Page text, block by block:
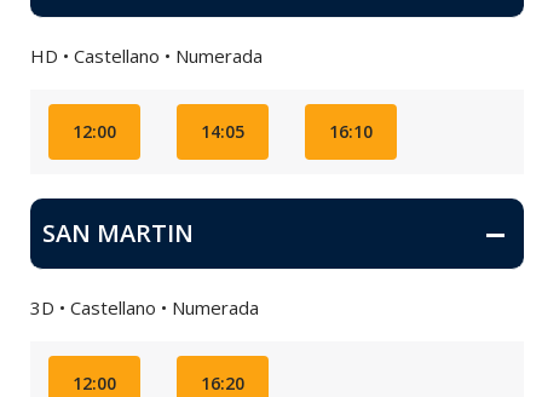
HD • Castellano • Numerada
12:00 14:05 16:10
SAN MARTIN
3D • Castellano • Numerada
12:00 16:20